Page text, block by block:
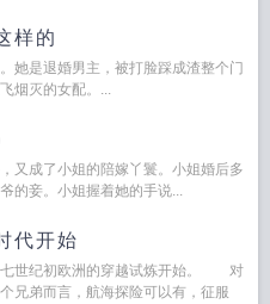
样的
她是退婚男主，被打脸踩成渣整个门
烟灭的女配。...
又成了小姐的陪嫁丫鬟。小姐婚后多
的妾。小姐握着她的手说...
代开始
七世纪初欧洲的穿越试炼开始。 对
兄弟而言，航海探险可以有，征服